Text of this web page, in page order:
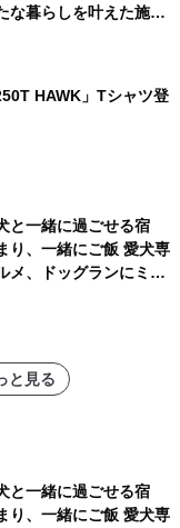
な暮らしを叶えた施工
アースが公開
HAWK」Tシャツ登
と一緒に過ごせる宿
り、一緒にご飯 愛犬専
メ、ドッグランにミニ
ングとトレーラーハウ
と見る
と一緒に過ごせる宿
り、一緒にご飯 愛犬専